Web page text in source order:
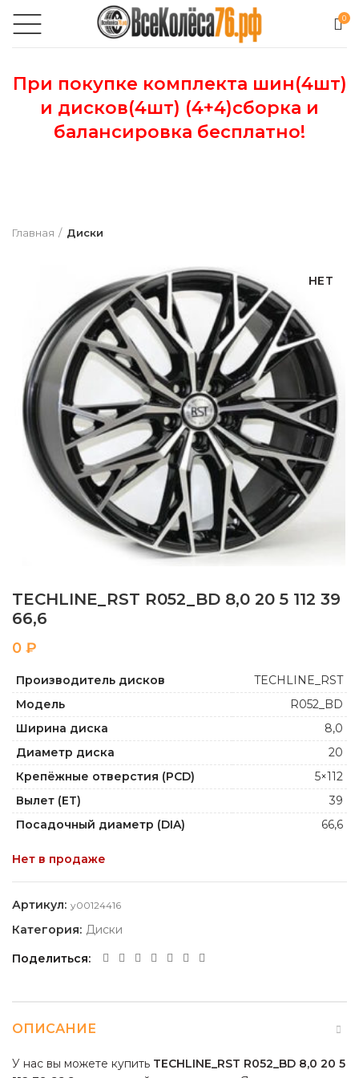
0
При покупке комплекта шин(4шт)
и дисков(4шт) (4+4)сборка и
балансировка бесплатно!
Главная Диски
НЕТ
TECHLINE_RST R052_BD 8,0 20 5 112 39
66,6
₽
Производитель дисков
TECHLINE_RST
Модель
R052_BD
Ширина диска
8,0
Диаметр диска
20
Крепёжные отверстия (PCD)
5×112
Вылет (ET)
39
Посадочный диаметр (DIA)
66,6
Нет в продаже
Артикул: y00124416
Категория: Диски
Поделиться
ОПИСАНИЕ
У нас вы можете купить TECHLINE_RST R052_BD 8,0 20 5